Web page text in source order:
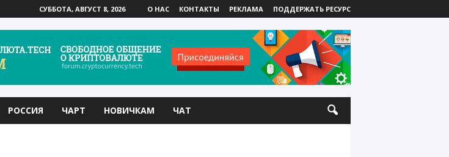
СУББОТА, АВГУСТ 8, 2026 О НАС КОНТАКТЫ РЕКЛАМА ПОДДЕРЖАТЬ РЕСУРС
РОССИЯ ЧАРТ НОВИЧКАМ ЧАТ